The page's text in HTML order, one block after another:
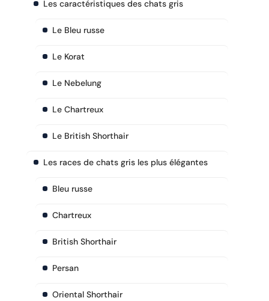
Les caractéristiques des chats gris
Le Bleu russe
Le Korat
Le Nebelung
Le Chartreux
Le British Shorthair
Les races de chats gris les plus élégantes
Bleu russe
Chartreux
British Shorthair
Persan
Oriental Shorthair